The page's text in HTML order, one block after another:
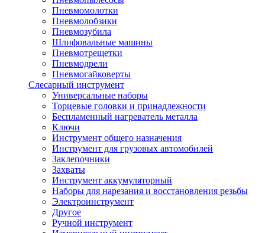
Пневмомолотки
Пневмолобзики
Пневмозубила
Шлифовальные машины
Пневмотрещетки
Пневмодрели
Пневмогайковерты
Слесарный инструмент
Универсальные наборы
Торцевые головки и принадлежности
Беспламенный нагреватель металла
Ключи
Инструмент общего назначения
Инструмент для грузовых автомобилей
Заклепочники
Захваты
Инструмент аккумуляторный
Наборы для нарезания и восстановления резьбы
Электроинструмент
Другое
Ручной инструмент